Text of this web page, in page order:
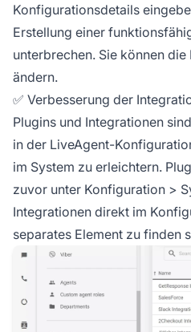
Konfigurationsdetails
Erstellung einer
unterbrechen. Sie können
ändern.
✅ Verbesserung der
Plugins und Integrationen
in der LiveAgent-
im System zu erleichtern.
zuvor unter Konfiguration >
Integrationen direkt im
separates Element zu finden